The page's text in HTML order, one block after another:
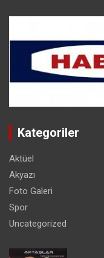
Kategoriler
Aktüel
Akyazı
Foto Galeri
Spor
Uncategorized